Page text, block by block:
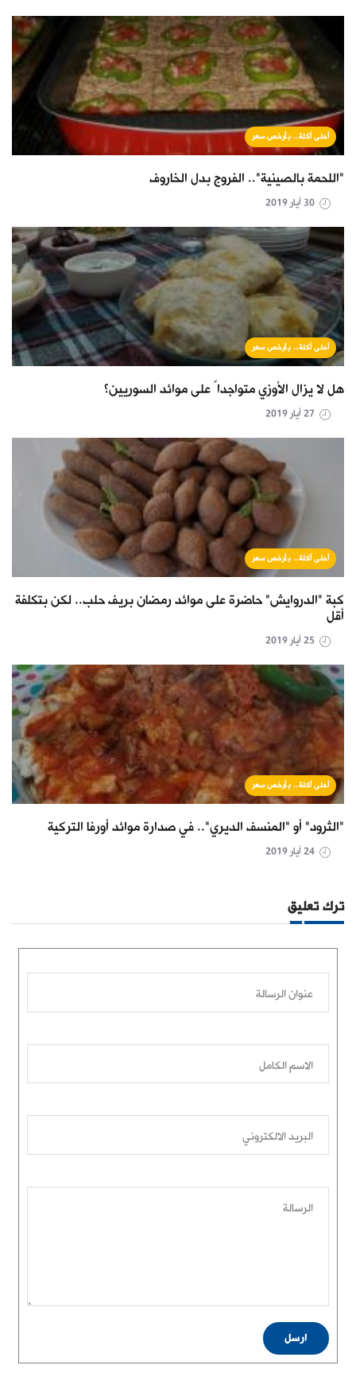
أحلى أكلة.. بأرخص سعر
"اللحمة بالصينية".. الفروج بدل الخاروف
أحلى أكلة.. بأرخص سعر
هل لا يزال الأوزي متواجداً على موائد السوريين؟
أحلى أكلة.. بأرخص سعر
كبة "الدروايش" حاضرة على موائد رمضان بريف حلب.. لكن بتكلفة
أقل
أحلى أكلة.. بأرخص سعر
"الثرود" أو "المنسف الديري".. في صدارة موائد أورفا التركية
ترك تعليق
عنوان الرسالة
الاسم الكامل
البريد الالكتروني
الرسالة
ارسل